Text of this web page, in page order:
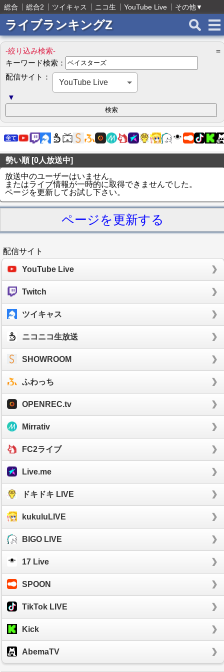
総合 総合2 ツイキャス ニコ生 YouTube Live その他▼
ライブランキングZ
-絞り込み検索-
＝
キーワード検索：
配信サイト：
YouTube Live
▼
勢い順 [0人放送中]
放送中のユーザーはいません。
またはライブ情報が一時的に取得できませんでした。
ページを更新してお試し下さい。
ページを更新する
配信サイト
YouTube Live
Twitch
ツイキャス
ニコニコ生放送
SHOWROOM
ふわっち
OPENREC.tv
Mirrativ
FC2ライブ
Live.me
ドキドキ LIVE
kukuluLIVE
BIGO LIVE
17 Live
SPOON
TikTok LIVE
Kick
AbemaTV